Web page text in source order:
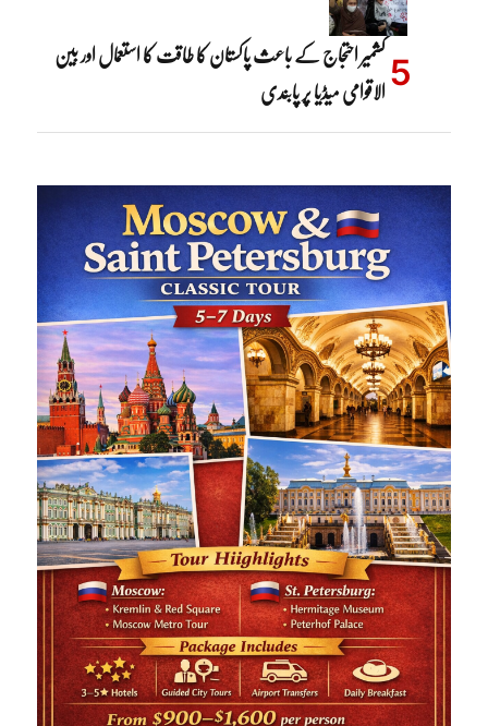
کشمیر احتجاج کے باعث پاکستان کا طاقت کا استعمال اور بین
الاقوامی میڈیا پر پابندی